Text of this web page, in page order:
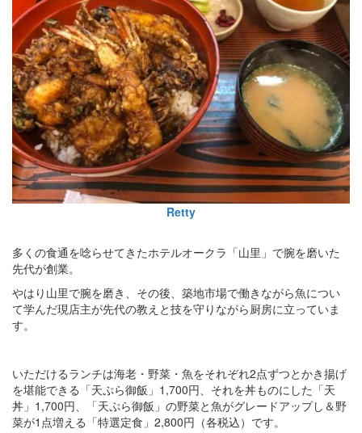
Retty
多くの食通を唸らせてきたホテルオークラ「山里」で腕を磨いた
先代が創業。
やはり山里で腕を磨き、その後、築地市場で働きながら魚につい
て学んだ現店主が先代の教えと技を守りながら厨房に立っていま
す。
いただけるランチは海老・野菜・魚をそれぞれ2点ずつとかき揚げ
を堪能できる「天ぷら御飯」1,700円、それを丼ものにした「天
丼」1,700円、「天ぷら御飯」の野菜と魚がグレードアップし＆野
菜が1点増える「特選定食」2,800円（各税込）です。